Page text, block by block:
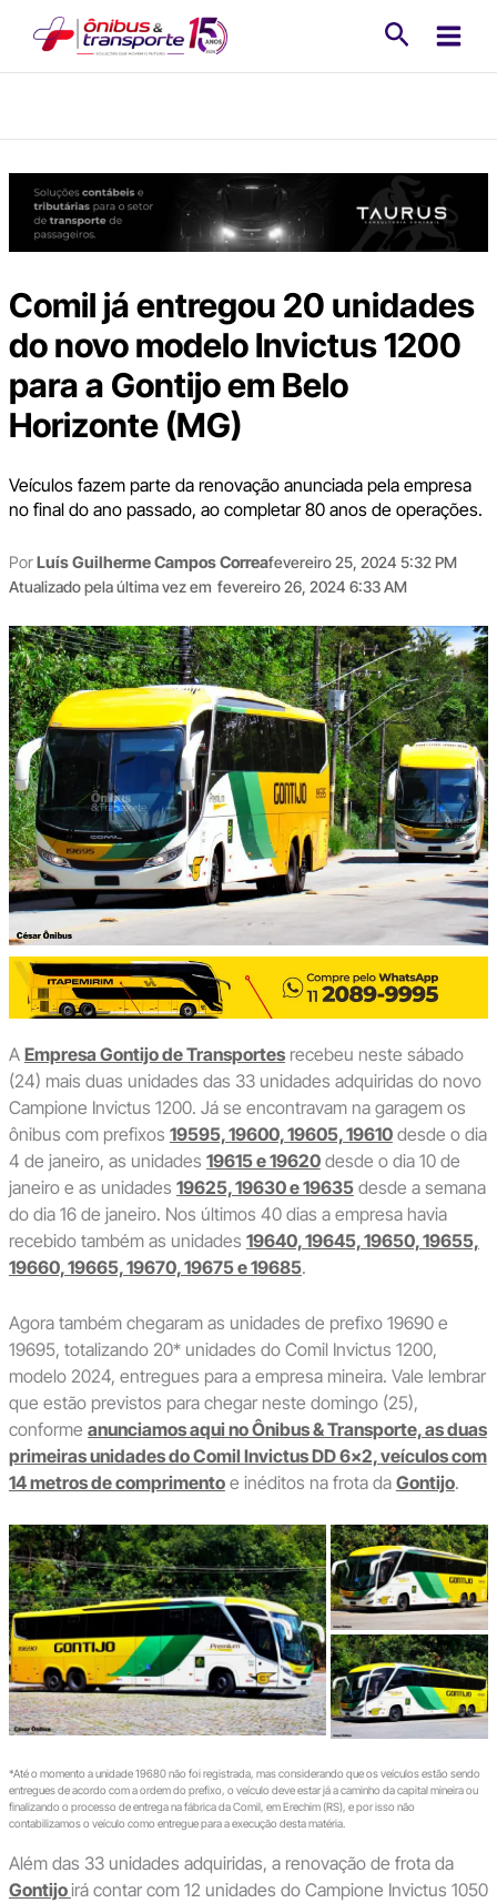
Comil já entregou 20 unidades
do novo modelo Invictus 1200
para a Gontijo em Belo
Horizonte (MG)
Veículos fazem parte da renovação anunciada pela empresa
no final do ano passado, ao completar 80 anos de operações.
PorLuís Guilherme Campos Correafevereiro 25, 2024 5:32 PM
Atualizado pela última vez em fevereiro 26, 2024 6:33 AM
A Empresa Gontijo de Transportesrecebeu neste sábado
(24) mais duas unidades das 33 unidades adquiridas do novo
Campione Invictus 1200. Já se encontravam na garagem os
ônibus com prefixos 19595, 19600, 19605, 19610desde o dia
4 de janeiro, as unidades 19615 e 19620desde o dia 10 de
janeiro e as unidades 19625, 19630 e 19635desde a semana
do dia 16 de janeiro. Nos últimos 40 dias a empresa havia
recebido também as unidades 19640, 19645, 19650, 19655,
19660, 19665, 19670, 19675 e 19685.
Agora também chegaram as unidades de prefixo 19690 e
19695, totalizando 20* unidades do Comil Invictus 1200,
modelo 2024, entregues para a empresa mineira. Vale lembrar
que estão previstos para chegar neste domingo (25),
conforme anunciamos aqui no Ônibus & Transporte, as duas
primeiras unidades do Comil Invictus DD 6×2, veículos com
14 metros de comprimentoe inéditos na frota da Gontijo.
*Até o momento a unidade 19680 não foi registrada, mas considerando que os veículos estão sendo
entregues de acordo com a ordem do prefixo, o veículo deve estar já a caminho da capital mineira ou
finalizando o processo de entrega na fábrica da Comil, em Erechim (RS), e por isso não
contabilizamos o veículo como entregue para a execução desta matéria.
Além das 33 unidades adquiridas, a renovação de frota da
Gontijoirá contar com 12 unidades do Campione Invictus 1050